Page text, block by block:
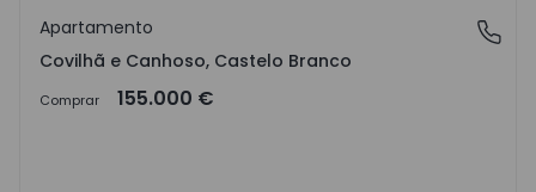
Covilhã e Canhoso, Castelo Branco
Apartamento
Covilhã e Canhoso, Castelo Branco
Comprar 155.000 €